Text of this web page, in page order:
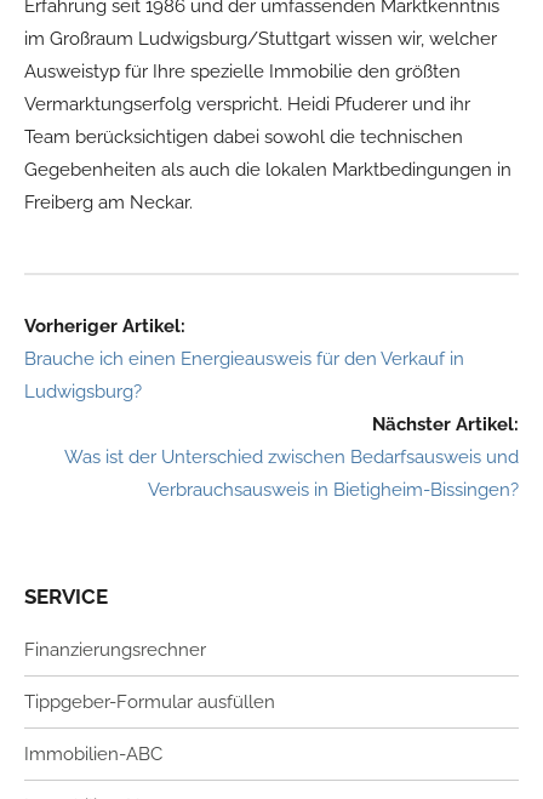
Erfahrung seit 1986 und der umfassenden Marktkenntnis
im Großraum Ludwigsburg/Stuttgart wissen wir, welcher
Ausweistyp für Ihre spezielle Immobilie den größten
Vermarktungserfolg verspricht. Heidi Pfuderer und ihr
Team berücksichtigen dabei sowohl die technischen
Gegebenheiten als auch die lokalen Marktbedingungen in
Freiberg am Neckar.
Vorheriger Artikel:
Brauche ich einen Energieausweis für den Verkauf in
Ludwigsburg?
Nächster Artikel:
Was ist der Unterschied zwischen Bedarfsausweis und
Verbrauchsausweis in Bietigheim-Bissingen?
SERVICE
Finanzierungsrechner
Tippgeber-Formular ausfüllen
Immobilien-ABC